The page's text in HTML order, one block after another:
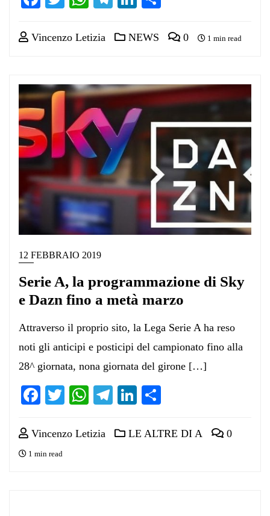
Vincenzo Letizia NEWS 0 1 min read
12 FEBBRAIO 2019
Serie A, la programmazione di Sky
e Dazn fino a metà marzo
Attraverso il proprio sito, la Lega Serie A ha reso
noti gli anticipi e posticipi del campionato fino alla
28^ giornata, nona giornata del girone […]
Facebook
TwitterWhatsApp
Telegram
LinkedIn
Vincenzo Letizia LE ALTRE DI A 0
1 min read